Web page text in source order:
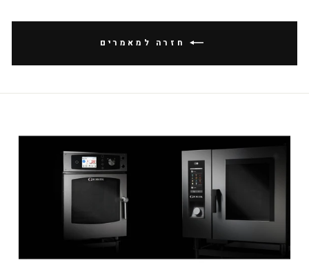
חזרה למאמרים